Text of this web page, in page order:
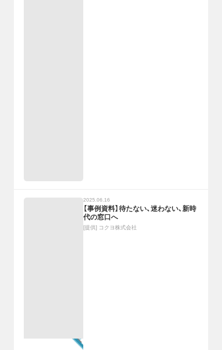
2025.06.16
【事例資料】待たない、迷わない、新時
代の窓口へ
[提供] コクヨ株式会社